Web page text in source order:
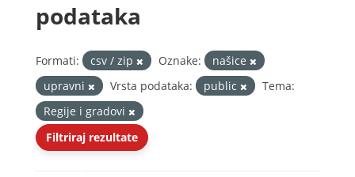
podataka
Formati: csv / zip Oznake:
našice
upravni
Vrsta podataka: public
Tema:
Regije i gradovi
Filtriraj rezultate